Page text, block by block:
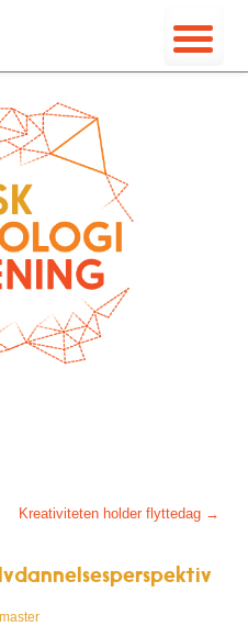
Kreativiteten holder flyttedag →